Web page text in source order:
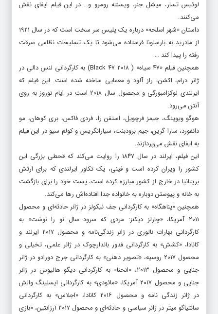
و محصولی اسپانیایی فرانسوی محسوب می‌شود.
لوئیس تسار، میشل جنر، ویسنته رومرو و… در این فیلم ایفای نقش
می‌کنند.
داستان «شهر اسلحه» درباره یک پلیس سر سخت است که در سال ۱۹۲۱
از مادرید به بارسلونا فرستاده می‌شود تا یک تسلیحات نظامی سرقت
رفته را پیدا کند …
همچنین فیلم «۴۷ سیاه» ( Black ۴۷ ۲۰۱۸) به کارگردانی لنس دالی در
ژانر درام، اکشن، راز آلود و معمایی ساخته شده است. این فیلم که
آنتن می‌رود.
هوگو ویوینگ، جیمز فرچویل، استفن را، فردی فاکس، بری کوهان، مو
دانفورد، سارا گرین، جیم برودبنت، سیارانگریس و کولم سیو در این فیلم
به ایفای نقش می‌پردازند.
این فیلم، ایرلند در سال ۱۸۴۷ را روایت می‌کند که قحطی بزرگی این
کشور را ویران کرده است و فینی، یک تکاور ایرلندی که برای ارتش
بریتانیا در خارج از کشور مبارزه کرده است، پست خود را برای بازگشت
به خانه و پیوستن دوباره به خانواده جدا افتاده‌اش رها می‌کند.
همچنین «پناهگاه» به کارگردانی جف نیکولز در ژانر حادثه‌ای و محصول
۲۰۱۱ آمریکا، «چارلز دیکنز: مردی که سرود سال نو را نوشت» به
کارگردانی بهارات نالوری در ژانر زندگی‌نامه و محصول ۲۰۱۷ ایرلند و
کانادا، «کشش» به کارگردانی فدور باندارچوک در ژانر علمی، تخیلی و
محصول ۲۰۱۷ روسیه، «تصویر ذهنی» به کارگردانی جرج دورادو در ژانر
جنایی و محصول ۲۰۱۳، «انحنا» به کارگردانی دیگو هالیوس در ژانر
جنایی و محصول ۲۰۱۷ آمریکا، «مائودی» به کارگردانی ایسلینگ والش
در ژانر زندگی نامه و محصول ۲۰۱۶ کانادا، «اجلاس» به کارگردانی